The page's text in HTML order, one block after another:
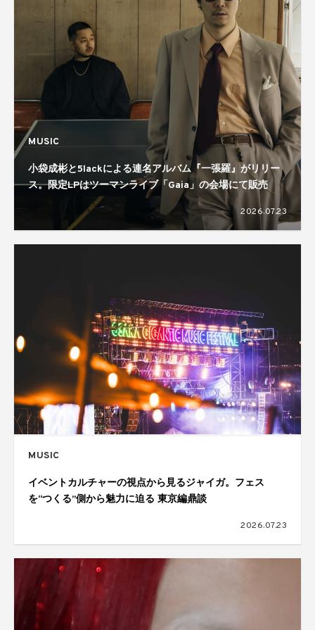
MUSIC
小袋成彬と5lackによる連名アルバム『一張羅』がリリー
ス。限定LPはツーマンライブ「Gaia」の会場にて販売
2026.07.23
MUSIC
イベントカルチャーの視点から見るジャイガ。フェス
を“つくる”側から魅力に迫る 東京編鼎談
2026.07.23